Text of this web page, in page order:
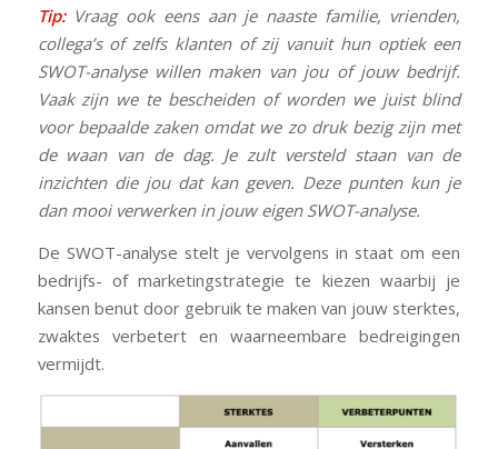
Tip: Vraag ook eens aan je naaste familie, vrienden,
collega’s of zelfs klanten of zij vanuit hun optiek een
SWOT-analyse willen maken van jou of jouw bedrijf.
Vaak zijn we te bescheiden of worden we juist blind
voor bepaalde zaken omdat we zo druk bezig zijn met
de waan van de dag. Je zult versteld staan van de
inzichten die jou dat kan geven. Deze punten kun je
dan mooi verwerken in jouw eigen SWOT-analyse.
De SWOT-analyse stelt je vervolgens in staat om een
bedrijfs- of marketingstrategie te kiezen waarbij je
kansen benut door gebruik te maken van jouw sterktes,
zwaktes verbetert en waarneembare bedreigingen
vermijdt.